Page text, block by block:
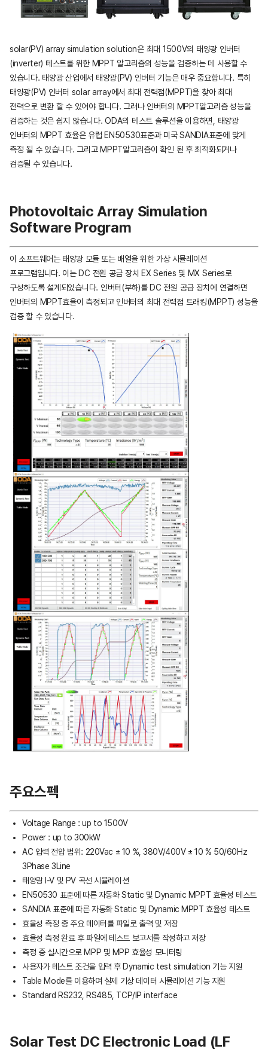
solar(PV) array simulation solution은 최대 1500V의 태양광 인버터
(inverter) 테스트를 위한 MPPT 알고리즘의 성능을 검증하는 데 사용할 수
있습니다. 태양광 산업에서 태양광(PV) 인버터 기능은 매우 중요합니다. 특히
태양광(PV) 인버터 solar array에서 최대 전력점(MPPT)을 찾아 최대
전력으로 변환 할 수 있어야 합니다. 그러나 인버터의 MPPT알고리즘 성능을
검증하는 것은 쉽지 않습니다.ODA의 테스트 솔루션을 이용하면, 태양광
인버터의 MPPT 효율은 유럽 EN50530표준과 미국 SANDIA표준에 맞게
측정 될 수 있습니다. 그리고 MPPT알고리즘이 확인 된 후 최적화되거나
검증될 수 있습니다.
Photovoltaic Array Simulation
Software Program
이 소프트웨어는 태양광 모듈 또는 배열을 위한 가상 시뮬레이션
프로그램입니다. 이는 DC 전원 공급 장치 EX Series 및 MX Series로
구성하도록 설계되었습니다. 인버터(부하)를 DC 전원 공급 장치에 연결하면
인버터의 MPPT효율이 측정되고 인버터의 최대 전력점 트래킹(MPPT) 성능을
검증 할 수 있습니다.
주요스펙
Voltage Range : up to 1500V
Power : up to 300kW
AC 입력 전압 범위: 220Vac ± 10 %, 380V/400V ± 10 % 50/60Hz
3Phase 3Line
태양광 I-V 및 PV 곡선 시뮬레이션
EN50530 표준에 따른 자동화 Static 및 Dynamic MPPT 효율성 테스트
SANDIA 표준에 따른 자동화 Static 및 Dynamic MPPT 효율성 테스트
효율성 측정 중 주요 데이터를 파일로 출력 및 저장
효율성 측정 완료 후 파일에 테스트 보고서를 작성하고 저장
측정 중 실시간으로 MPP 및 MPP 효율성 모니터링
사용자가 테스트 조건을 입력 후 Dynamic test simulation 기능 지원
Table Mode를 이용하여 실제 기상 데이터 시뮬레이션 기능 지원
Standard RS232, RS485, TCP/IP interface
Solar Test DC Electronic Load (LF